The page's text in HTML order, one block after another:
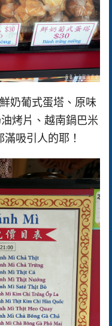
奶葡式蛋塔、原味
烤片、越南鍋巴米
吸引人的耶！